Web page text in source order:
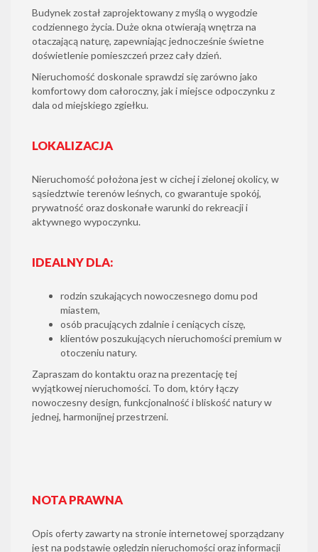
Budynek został zaprojektowany z myślą o wygodzie
codziennego życia. Duże okna otwierają wnętrza na
otaczającą naturę, zapewniając jednocześnie świetne
doświetlenie pomieszczeń przez cały dzień.
Nieruchomość doskonale sprawdzi się zarówno jako
komfortowy dom całoroczny, jak i miejsce odpoczynku z
dala od miejskiego zgiełku.
LOKALIZACJA
Nieruchomość położona jest w cichej i zielonej okolicy, w
sąsiedztwie terenów leśnych, co gwarantuje spokój,
prywatność oraz doskonałe warunki do rekreacji i
aktywnego wypoczynku.
IDEALNY DLA:
rodzin szukających nowoczesnego domu pod
miastem,
osób pracujących zdalnie i ceniących ciszę,
klientów poszukujących nieruchomości premium w
otoczeniu natury.
Zapraszam do kontaktu oraz na prezentację tej
wyjątkowej nieruchomości. To dom, który łączy
nowoczesny design, funkcjonalność i bliskość natury w
jednej, harmonijnej przestrzeni.
NOTA PRAWNA
Opis oferty zawarty na stronie internetowej sporządzany
jest na podstawie oględzin nieruchomości oraz informacji